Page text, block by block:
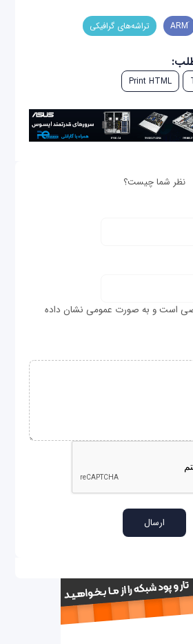
َARM تراشه‌های گرافیکی
Print HTML
نظر شما چیست؟
است و به صورت عمومی نشان داده